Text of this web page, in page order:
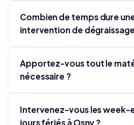
Combien de temps dure
intervention de dégraissage
Apportez-vous tout le
nécessaire ?
Intervenez-vous les week-
jours fériés à Osny ?